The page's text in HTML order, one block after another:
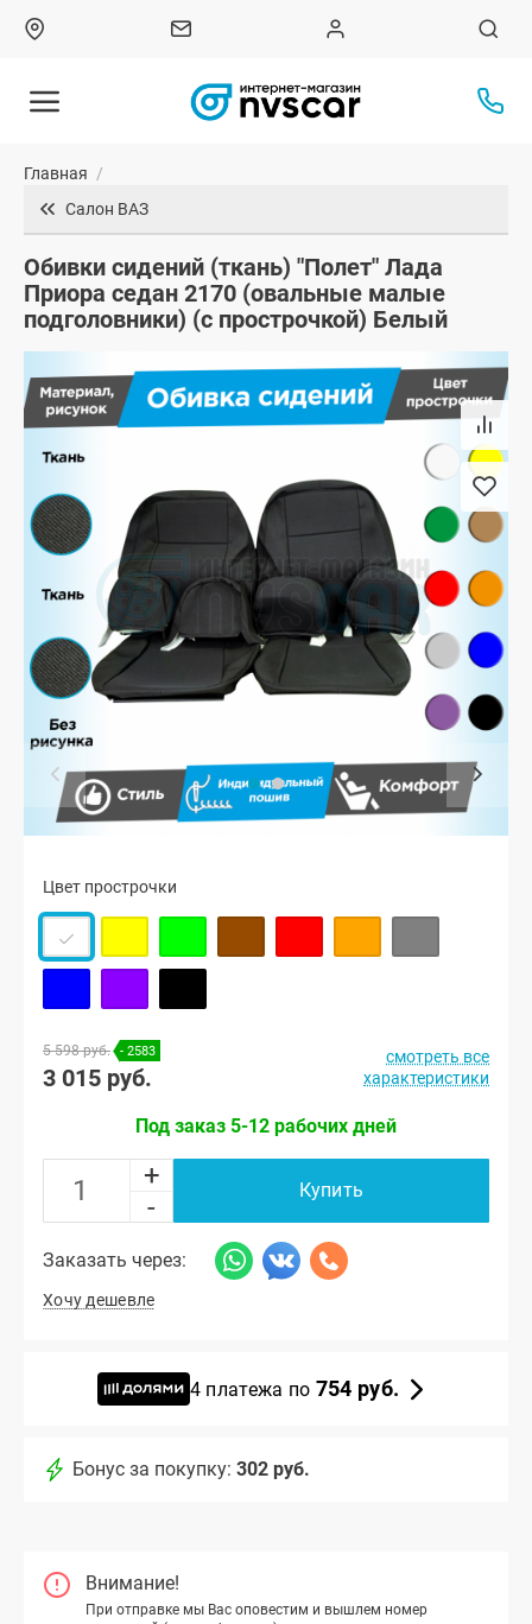
Главная /
Салон ВАЗ
Обивки сидений (ткань) "Полет" Лада
Приора седан 2170 (овальные малые
подголовники) (с прострочкой) Белый
Цвет прострочки
5 598 руб. - 2583
3 015 руб.
смотреть все
характеристики
Под заказ 5-12 рабочих дней
+
-
Купить
Заказать через:
Хочу дешевле
4 платежа по 754 руб.
Бонус за покупку: 302 руб.
Внимание!
При отправке мы Вас оповестим и вышлем номер